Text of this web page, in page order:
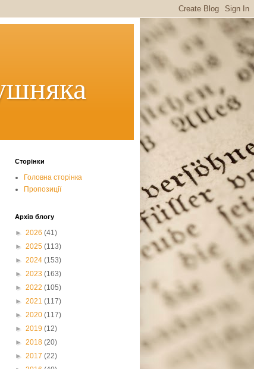
Сторінки
Головна сторінка
Пропозиції
Архів блогу
► 2026 (41)
► 2025 (113)
► 2024 (153)
► 2023 (163)
► 2022 (105)
► 2021 (117)
► 2020 (117)
► 2019 (12)
► 2018 (20)
► 2017 (22)